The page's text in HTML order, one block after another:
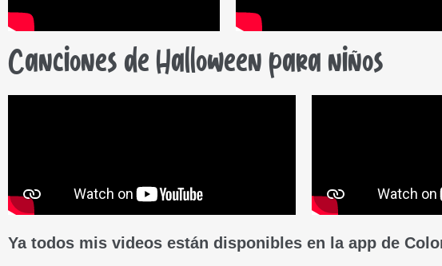
Canciones de Halloween para niños
Ya todos mis videos están disponibles en la app de